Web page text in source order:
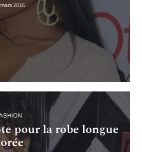
2026
pour la robe longue